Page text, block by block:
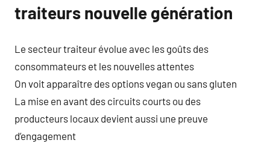
traiteurs nouvelle génération
Le secteur traiteur évolue avec les goûts des
consommateurs et les nouvelles attentes
On voit apparaître des options vegan ou sans gluten
La mise en avant des circuits courts ou des
producteurs locaux devient aussi une preuve
d’engagement